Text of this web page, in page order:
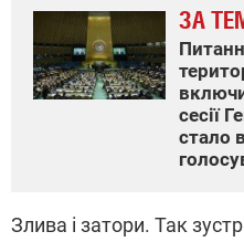
ЗА
сесії
стало
Злива і затори. Так